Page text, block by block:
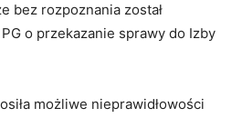
bez rozpoznania został
o przekazanie sprawy do Izby
możliwe nieprawidłowości